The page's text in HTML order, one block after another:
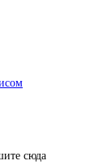
сюда